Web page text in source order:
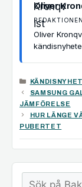
Oliver
REDAKTIONEN
Oliver
KATEGORIER
SAMSUNG
JÄMFÖRELSE
HUR LÄNGE
PUBERTET
Sök